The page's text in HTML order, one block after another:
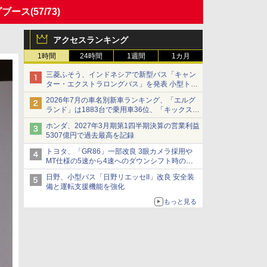
ース(57/73)
アクセスランキング
1時間 24時間 1週間 1カ月
三菱ふそう、インドネシアで新型バス「キャン
ター・エクストラロングバス」を発表 小型トラ
ックベースの観光・旅客輸送向けバス
2026年7月の車名別新車ランキング、「エルグ
ランド」は1883台で乗用車36位、「キックス」
は2591台で27位に
ホンダ、2027年3月期第1四半期決算の営業利益
5307億円で過去最高を記録
トヨタ、「GR86」一部改良 3眼カメラ採用や
MT仕様の5速から4速へのダウンシフト時の操
作性向上など
日野、小型バス「日野リエッセII」改良 安全装
備と運転支援機能を強化
もっと見る